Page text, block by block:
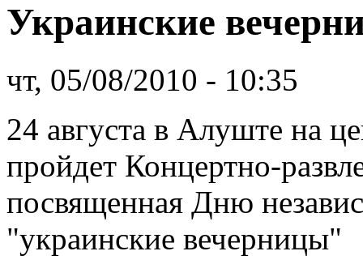
Украинские
чт, 05/08/2010 - 10:35
24 августа в Алуште на
пройдет Концертно-
посвященная Дню
"украинские вечерницы"